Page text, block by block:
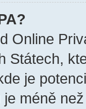
Online
Státech,
je
méně